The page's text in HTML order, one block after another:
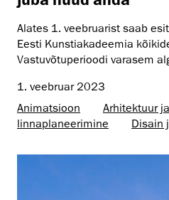
Alates 1. veebruarist saab
Eesti Kunstiakadeemia
Vastuvõtuperioodi varasem
1. veebruar 2023
Animatsioon
Arhitektuur ja
linnaplaneerimine
Disain